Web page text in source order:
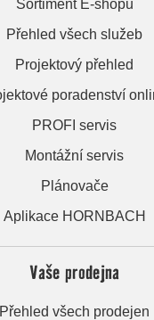
Sortiment E-shopu
Přehled všech služeb
Projektový přehled
poradenství
PROFI servis
Montážní servis
Plánovače
Aplikace HORNBACH
Vaše prodejna
Přehled všech prodejen